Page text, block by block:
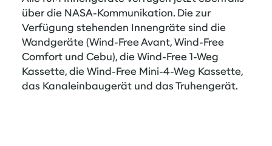
über die NASA-Kommunikation. Die zur
Verfügung stehenden Innengräte sind die
Wandgeräte (Wind-Free Avant, Wind-Free
Comfort und Cebu), die Wind-Free 1-Weg
Kassette, die Wind-Free Mini-4-Weg Kassette,
das Kanaleinbaugerät und das Truhengerät.